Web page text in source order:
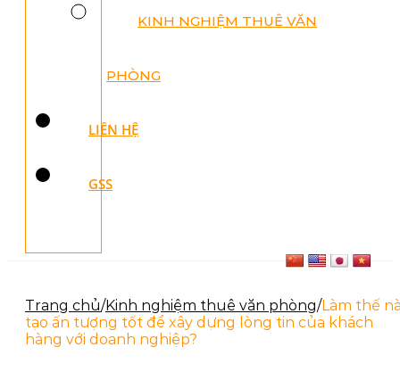
KINH NGHIỆM THUÊ VĂN
PHÒNG
LIÊN HỆ
GSS
Trang chủ/Kinh nghiệm thuê văn phòng/Làm thế
tạo ấn tượng tốt để xây dựng lòng tin của khách
hàng với doanh nghiệp?